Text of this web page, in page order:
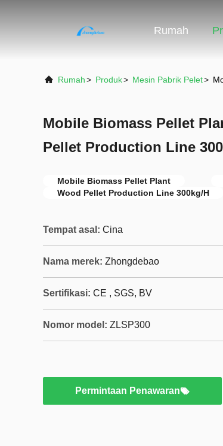
Rumah
Rumah> Produk> Mesin Pabrik Pelet>
Mobile Biomass Pellet
Pellet Production Line
Mobile Biomass Pellet Plant
Wood Pellet Production Line 300kg/H
Tempat asal: Cina
Nama merek: Zhongdebao
Sertifikasi: CE , SGS, BV
Nomor model: ZLSP300
Permintaan Penawaran